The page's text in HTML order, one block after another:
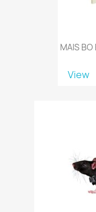
MAIS
View